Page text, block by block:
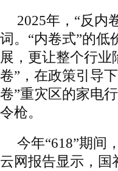
2025年，“反内
词。“内卷式”的低
展，更让整个行
卷”，在政策引导
卷”重灾区的家电
令枪。
今年“618”期间
云网报告显示，国